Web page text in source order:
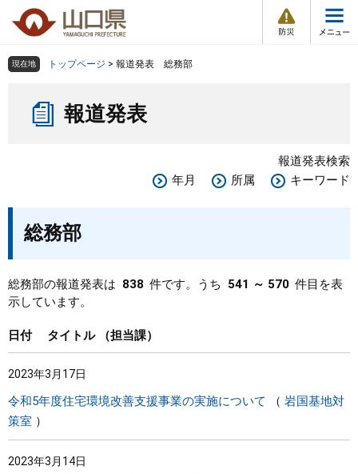
の
ー
メ
組織で探す
Other Languages
くらし・環境
教育・文化・スポーツ
しごと・産業・観光
県政情報
現在地 トップページ > 報道発表 総務部
報道発表
報道発表検索
年月
所属 キーワード
総務部
総務部の報道発表は 838 件です。うち 541 ～ 570 件目を表
示しています。
日付 タイトル 担当課
2023年3月17日
令和5年度住宅環境改善支援事業の実施について
岩国基地対
策室
2023年3月14日